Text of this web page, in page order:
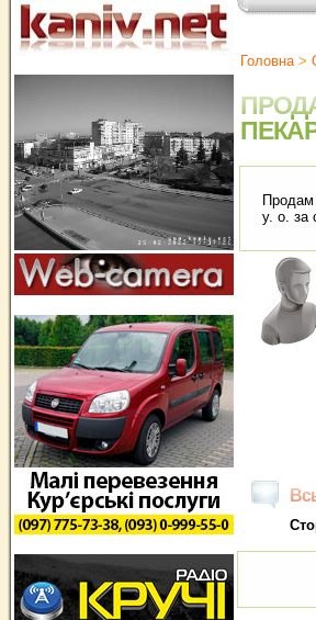
Головна>
Продам
у. о. за